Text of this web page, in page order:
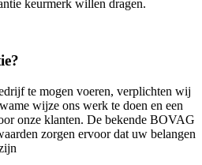
keurmerk willen dragen.
te mogen voeren, verplichten wij
wijze ons werk te doen en een
onze klanten. De bekende BOVAG
zorgen ervoor dat uw belangen